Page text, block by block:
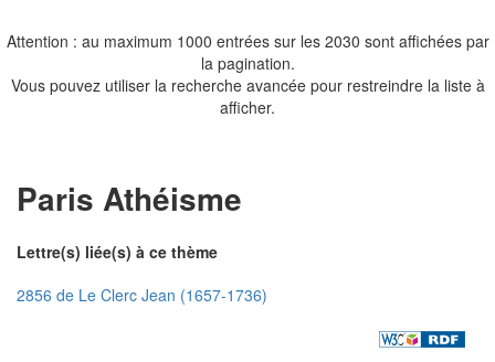
Attention : au maximum 1000 entrées sur les 2030 sont affichées par
la pagination.
Vous pouvez utiliser la recherche avancée pour restreindre la liste à
afficher.
Paris Athéisme
Lettre(s) liée(s) à ce thème
2856 de Le Clerc Jean (1657-1736)